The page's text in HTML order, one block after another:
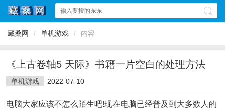
藏桑网 / 单机游戏 / 内容
《上古卷轴5 天际》书籍一片空白的处理方法
单机游戏 2022-07-10
电脑大家应该不怎么陌生吧!现在电脑已经普及到大多数人的